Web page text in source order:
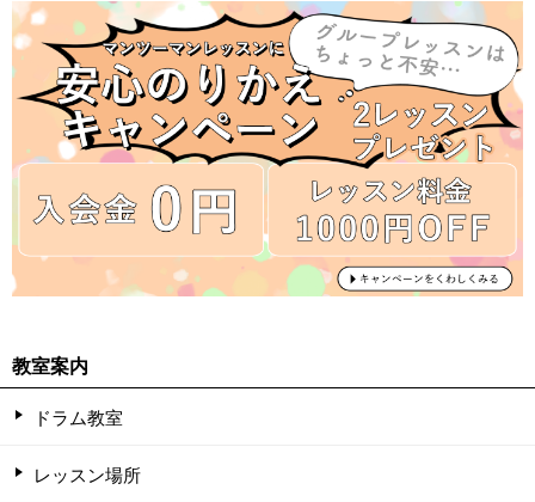
教室案内
ドラム教室
レッスン場所